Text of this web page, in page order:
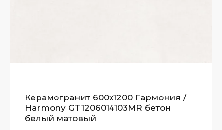
Керамогранит 600x1200 Гармония /
Harmony GT1206014103MR бетон
белый матовый